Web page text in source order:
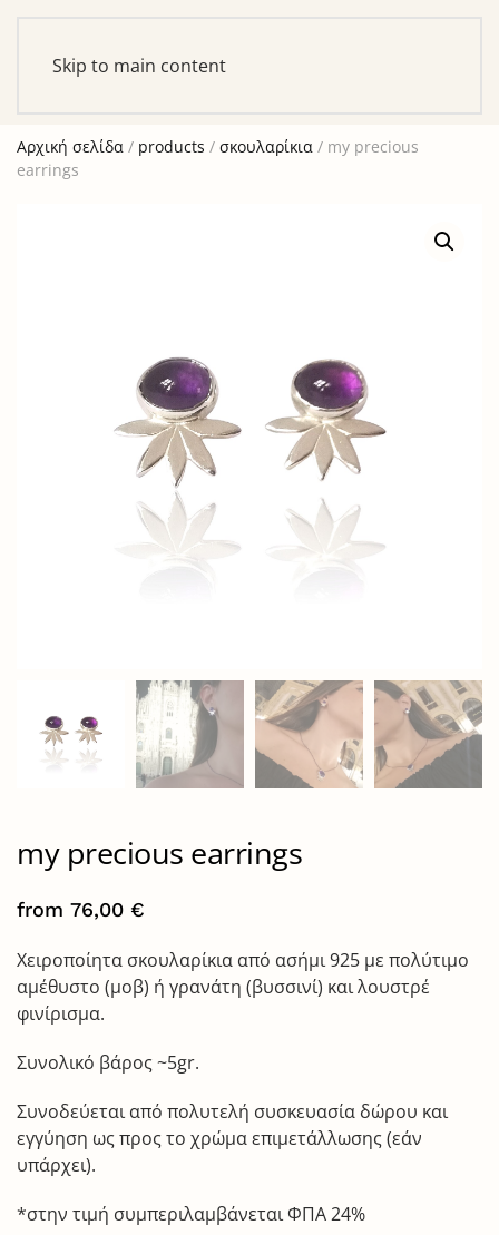
ελέγχου — καμία παραγγελία δε θα ολοκληρωθεί.
Skip to main content
Αρχική σελίδα / products / σκουλαρίκια / my precious
earrings
my precious earrings
from 76,00 €
Χειροποίητα σκουλαρίκια από ασήμι 925 με πολύτιμο
αμέθυστο (μοβ) ή γρανάτη (βυσσινί) και λουστρέ
φινίρισμα.
Συνολικό βάρος ~5gr.
Συνοδεύεται από πολυτελή συσκευασία δώρου και
εγγύηση ως προς το χρώμα επιμετάλλωσης (εάν
υπάρχει).
*στην τιμή συμπεριλαμβάνεται ΦΠΑ 24%